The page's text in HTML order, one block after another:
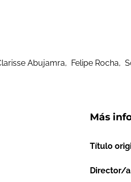
Abujamra, Felipe Rocha,
Más
Título
Director/a